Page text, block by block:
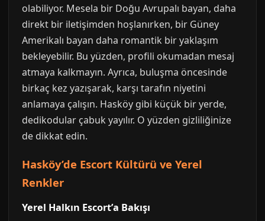
olabiliyor. Mesela bir Doğu Avrupalı bayan, daha
direkt bir iletişimden hoşlanırken, bir Güney
Amerikalı bayan daha romantik bir yaklaşım
bekleyebilir. Bu yüzden, profili okumadan mesaj
atmaya kalkmayın. Ayrıca, buluşma öncesinde
birkaç kez yazışarak, karşı tarafın niyetini
anlamaya çalışın. Hasköy gibi küçük bir yerde,
dedikodular çabuk yayılır. O yüzden gizliliğinize
de dikkat edin.
Hasköy’de Escort Kültürü ve Yerel
Renkler
Yerel Halkın Escort’a Bakışı